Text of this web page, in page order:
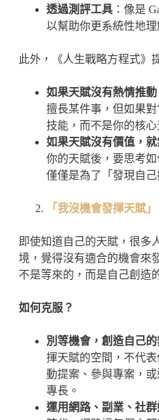
透過測評工具：像是
以幫助你更系統性地
此外，《人生戰略方程式》
如果天賦沒有熱情推
擅長某件事，但如果
技能，而不是你的核心
如果天賦沒有價值，
你的天賦後，要思考
僅僅是為了「發現自己
「我沒機會發揮天賦」
即使知道自己的天賦，很多
境，覺得沒有適合的機會來
不是等來的，而是自己創造
如何克服？
別等機會，創造自己
揮天賦的空間，不代
動提案、參與專案，
專長。
運用網路、副業、社